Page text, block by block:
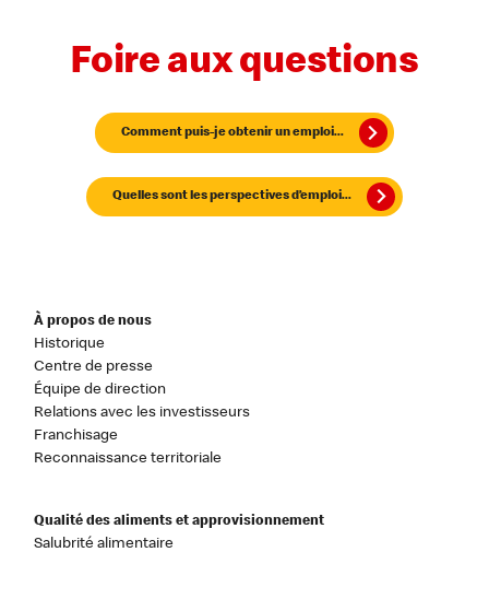
Foire aux questions
Comment puis-je obtenir un emploi...
Quelles sont les perspectives d’emploi...
À propos de nous
Historique
Centre de presse
Équipe de direction
Relations avec les investisseurs
Franchisage
Reconnaissance territoriale
Qualité des aliments et approvisionnement
Salubrité alimentaire